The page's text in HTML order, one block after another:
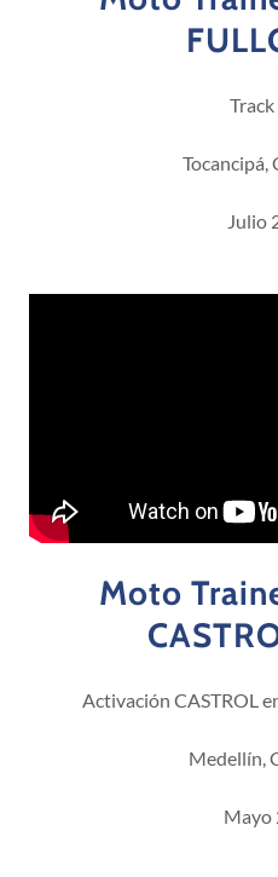
Tocancipá,
Julio
Moto
Activación CASTROL
Medellín,
Mayo